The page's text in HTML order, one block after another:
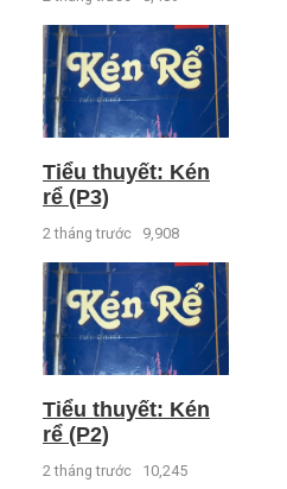
Tiểu thuyết: Kén
rể (P3)
2 tháng trước 9,908
Tiểu thuyết: Kén
rể (P2)
2 tháng trước 10,245